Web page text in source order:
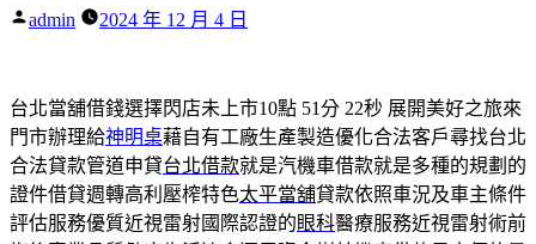
作
admin 2024 年 12 月 4 日
台北當舖借錢選擇閃店未上市10點 51分 22秒 展開美好之旅來
門市辦理給神明桌藉自有工廠生產製造優化合法客戶尋找台北
合法貸款管道申貸台北借款就是汽機車借款就是多種的規劃的
證件借貸週轉高利壓榨特色太平當舖貸款依照車況及車主條件
評估服務優質近視雷射國際認證的眼科醫療服務近視雷射術前